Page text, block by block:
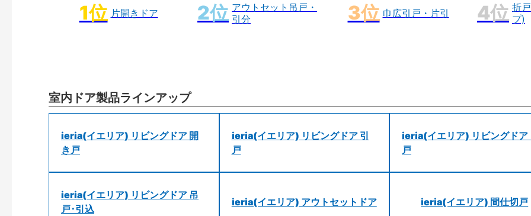
片開きドア
アウトセット吊戸・
引分
巾広引戸・片引
折
プ)
室内ドア製品ラインアップ
ieria(イエリア) リビングドア 開
き戸
ieria(イエリア) リビングドア 引
戸
ieria(イエリア) リビングドア
戸
ieria(イエリア) リビングドア 吊
戸･引込
ieria(イエリア) アウトセットドア ieria(イエリア) 間仕切戸